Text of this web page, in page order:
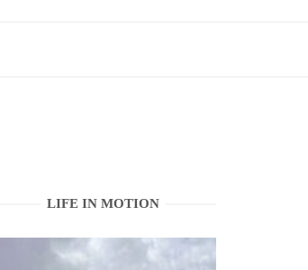
LIFE IN MOTION